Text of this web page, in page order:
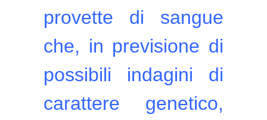
provette di sangue
che, in previsione di
possibili indagini di
carattere genetico,